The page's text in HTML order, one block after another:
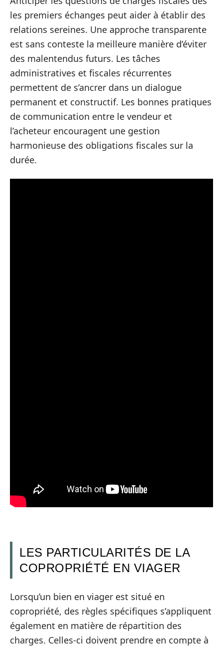
les premiers échanges peut aider à établir des
relations sereines. Une approche transparente
est sans conteste la meilleure manière d’éviter
des malentendus futurs. Les tâches
administratives et fiscales récurrentes
permettent de s’ancrer dans un dialogue
permanent et constructif. Les bonnes pratiques
de communication entre le vendeur et
l’acheteur encouragent une gestion
harmonieuse des obligations fiscales sur la
durée.
LES PARTICULARITÉS DE LA
COPROPRIÉTÉ EN VIAGER
Lorsqu’un bien en viager est situé en
copropriété, des règles spécifiques s’appliquent
également en matière de répartition des
charges. Celles-ci doivent prendre en compte à